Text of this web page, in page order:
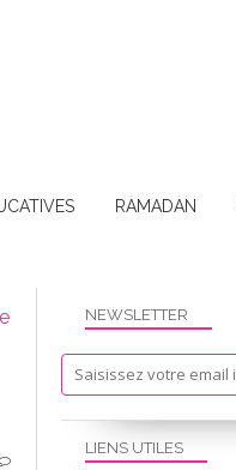
RAMADAN
NEWSLETTER
LIENS UTILES